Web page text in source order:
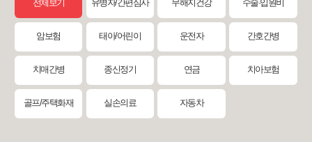
전체보기 유병자/간편심사 무해지건강 수술·입원비
암보험 태아/어린이 운전자 간호간병
치매간병 종신정기 연금 치아보험
골프/주택화재 실손의료 자동차